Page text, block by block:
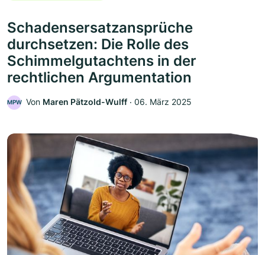
Schadensersatzansprüche
durchsetzen: Die Rolle des
Schimmelgutachtens in der
rechtlichen Argumentation
MPW Von Maren Pätzold-Wulff ‧ 06. März 2025